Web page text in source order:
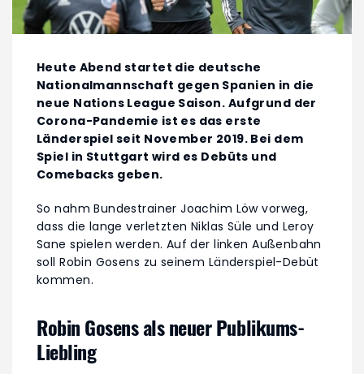
Heute Abend startet die deutsche
Nationalmannschaft gegen Spanien in die
neue Nations League Saison. Aufgrund der
Corona-Pandemie ist es das erste
Länderspiel seit November 2019. Bei dem
Spiel in Stuttgart wird es Debüts und
Comebacks geben.
So nahm Bundestrainer Joachim Löw vorweg,
dass die lange verletzten Niklas Süle und Leroy
Sane spielen werden. Auf der linken Außenbahn
soll Robin Gosens zu seinem Länderspiel-Debüt
kommen.
Robin Gosens als neuer Publikums-
Liebling